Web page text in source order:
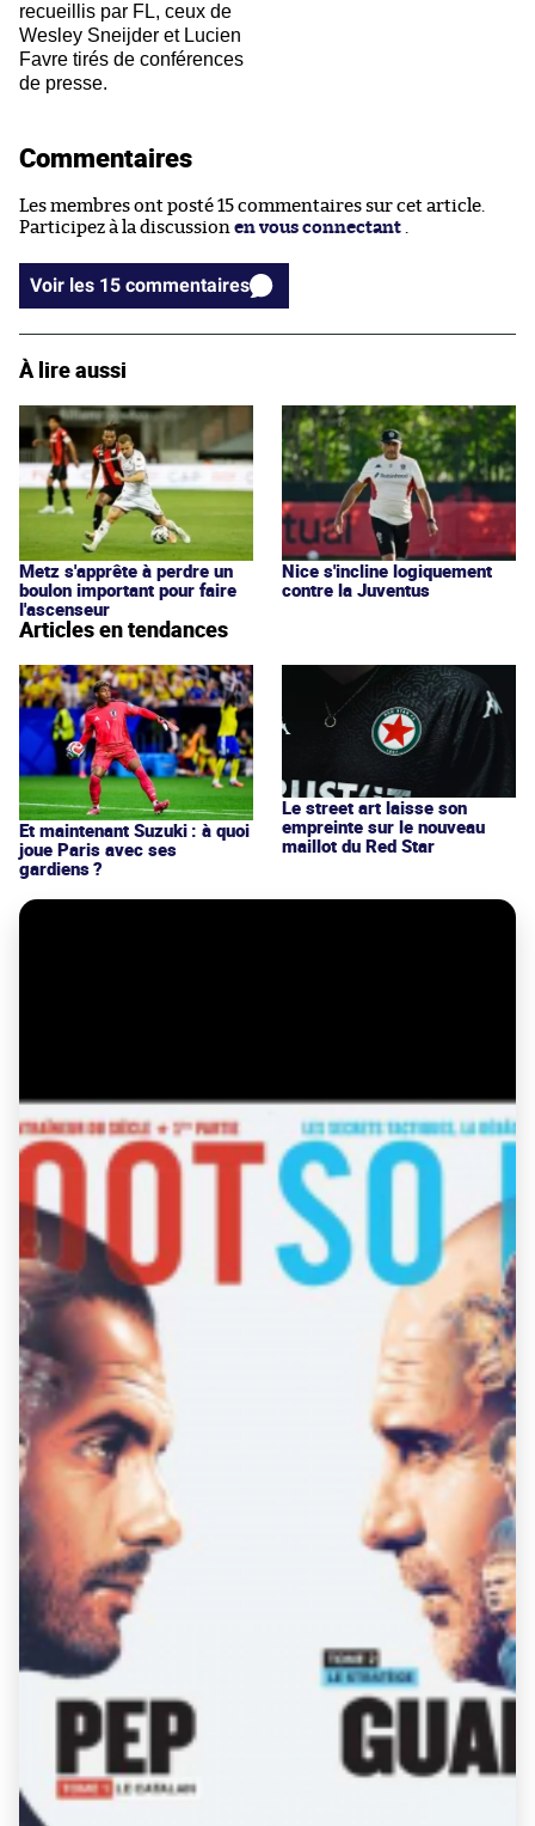
recueillis par FL, ceux de
Wesley Sneijder et Lucien
Favre tirés de conférences
de presse.
Commentaires
Les membres ont posté 15 commentaires sur cet article.
Participez à la discussion en vous connectant .
Voir les 15 commentaires
À lire aussi
Metz s'apprête à perdre un
boulon important pour faire
l'ascenseur
Nice s'incline logiquement
contre la Juventus
Articles en tendances
Et maintenant Suzuki : à quoi
joue Paris avec ses
gardiens ?
Le street art laisse son
empreinte sur le nouveau
maillot du Red Star